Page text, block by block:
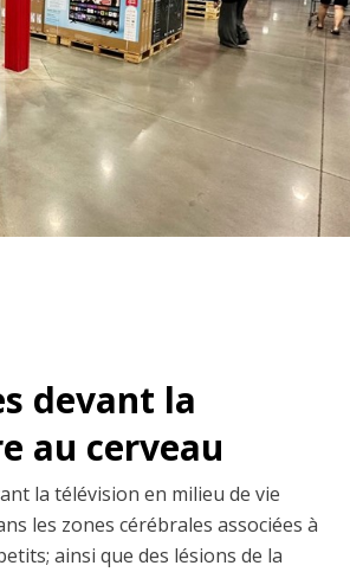
devant la
au cerveau
la télévision en milieu de vie
les zones cérébrales associées à
ainsi que des lésions de la